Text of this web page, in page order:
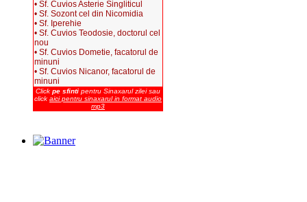
• Sf. Cuvios Asterie Singliticul
• Sf. Sozont cel din Nicomidia
• Sf. Iperehie
• Sf. Cuvios Teodosie, doctorul cel
nou
• Sf. Cuvios Dometie, facatorul de
minuni
• Sf. Cuvios Nicanor, facatorul de
minuni
Click pe sfinti pentru Sinaxarul zilei sau
click aici pentru sinaxarul in format audio
mp3